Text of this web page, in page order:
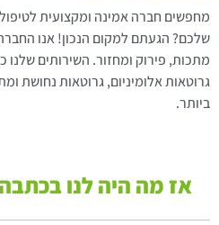
מחפשים חברה אמינה ומקצועית
שלכם? הגעתם למקום הנכון! אנו
מתכות, פירוק ומחזור. השירותים שלנו
גרוטאות אלומיניום, גרוטאות נחושת
ביותר.
אז מה היה לנו